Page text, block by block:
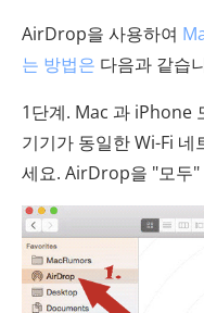
AirDrop을 사용하여
는 방법은 다음과 같습
1단계. Mac 과 iPhone
기기가 동일한 Wi-Fi
세요. AirDrop을 "모두"